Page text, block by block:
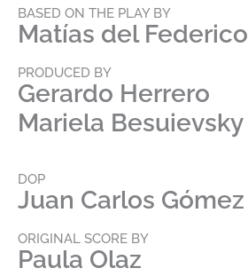
BASED ON THE PLAY BY
Matías del Federico
PRODUCED BY
Gerardo Herrero
Mariela Besuievsky
DOP
Juan Carlos Gómez
ORIGINAL SCORE BY
Paula Olaz